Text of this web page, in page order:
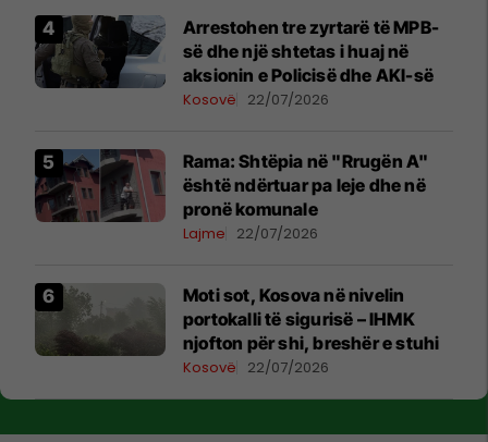
Arrestohen tre zyrtarë të MPB-
së dhe një shtetas i huaj në
aksionin e Policisë dhe AKI-së
Kosovë 22/07/2026
Rama: Shtëpia në "Rrugën A"
është ndërtuar pa leje dhe në
pronë komunale
Lajme 22/07/2026
Moti sot, Kosova në nivelin
portokalli të sigurisë – IHMK
njofton për shi, breshër e stuhi
Kosovë 22/07/2026